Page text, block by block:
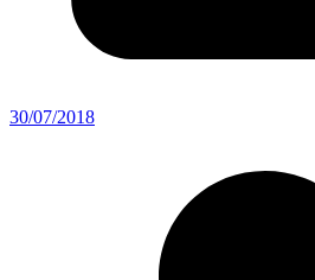
30/07/2018